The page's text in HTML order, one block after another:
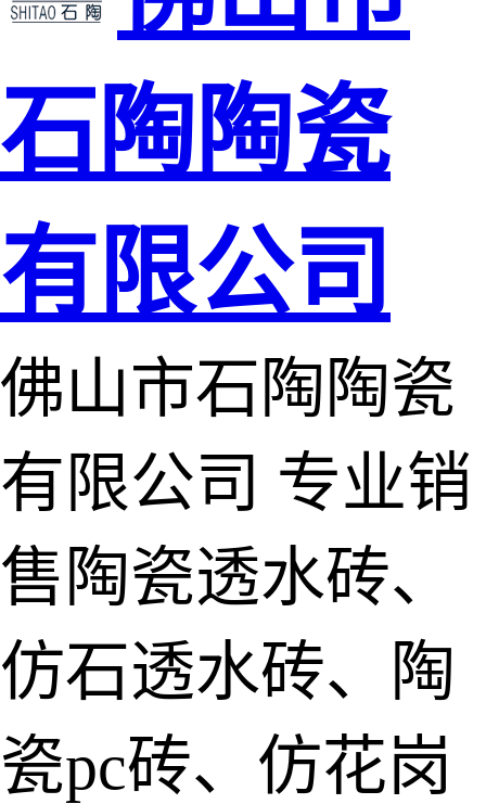
石陶陶瓷
有限公司
佛山市石陶陶瓷
有限公司 专业销
售陶瓷透水砖、
仿石透水砖、陶
瓷pc砖、仿花岗